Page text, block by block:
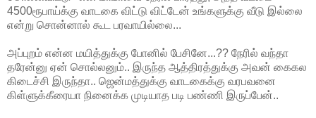
4500ரூபாய்க்கு வாடகை விட்டு விட்டேன் உங்களுக்கு வீடு இல்லை
என்று சொன்னால் கூட பரவாயில்லை...
அப்புறம் என்ன மயித்துக்கு போனில் பேசினே...?? நேரில் வந்தா
தரேன்னு ஏன் சொல்லனும்.. இருந்த ஆத்திரத்துக்கு அவன் கைகல
கிடைச்சி இருந்தா.. ஜென்மத்துக்கு வாடகைக்கு வரபவனை
கிள்ளுக்கீரையா நினைக்க முடியாத படி பண்ணி இருப்பேன்..